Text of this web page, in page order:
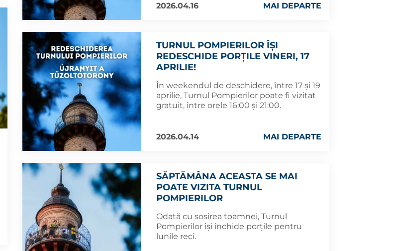
2026.04.16 MAI DEPARTE
TURNUL POMPIERILOR ÎȘI
REDESCHIDE PORȚILE VINERI, 17
APRILIE!
În weekendul de deschidere, între 17 și 19
aprilie, Turnul Pompierilor poate fi vizitat
gratuit, între orele 16:00 și 21:00.
2026.04.14 MAI DEPARTE
SĂPTĂMÂNA ACEASTA SE MAI
POATE VIZITA TURNUL
POMPIERILOR
Odată cu sosirea toamnei, Turnul
Pompierilor își închide porțile pentru
lunile reci.